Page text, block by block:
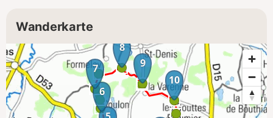
Wanderkarte
6
7
8
9
10